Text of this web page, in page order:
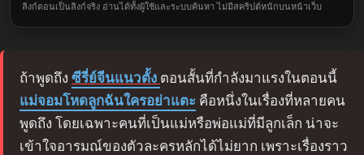
ลิงก์ตอนเป็นลิงก์จริง อ่านได้ทั้งผู้ใช้และระบบค้นหา ไม่มีสคริปต์หนักบนหน้าเว็บ
ถ้าพูดถึง ซีรี่ย์จีนแนวตั้ง ตอนสั้นที่กำลังมาแรงในตอนนี้
แม่จอมโหดลูกฉันใครอย่าแตะ คือหนึ่งในเรื่องที่หลายคน
พูดถึง โดยเฉพาะคนที่เป็นแม่หรือพ่อแม่ที่มีลูกเล็ก น่าจะ
เข้าใจอารมณ์ของตัวละครหลักได้ไม่ยาก เพราะเรื่องราว